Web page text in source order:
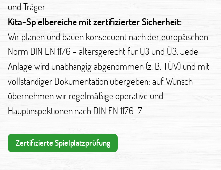
und Träger.
Kita-Spielbereiche mit zertifizierter Sicherheit:
Wir planen und bauen konsequent nach der europäischen
Norm DIN EN 1176 – altersgerecht für U3 und Ü3. Jede
Anlage wird unabhängig abgenommen (z. B. TÜV) und mit
vollständiger Dokumentation übergeben; auf Wunsch
übernehmen wir regelmäßige operative und
Hauptinspektionen nach DIN EN 1176-7.
Zertifizierte Spielplatzprüfung